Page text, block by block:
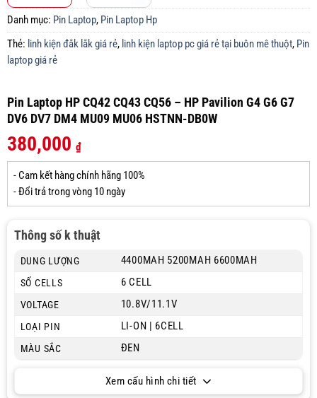
Danh mục: Pin Laptop, Pin Laptop Hp
Thẻ: linh kiện đắk lắk giá rẻ, linh kiện laptop pc giá rẻ tại buôn mê thuột, Pin
laptop giá rẻ
Pin Laptop HP CQ42 CQ43 CQ56 – HP Pavilion G4 G6 G7
DV6 DV7 DM4 MU09 MU06 HSTNN-DB0W
380,000 ₫
- Cam kết hàng chính hãng 100%
- Đổi trả trong vòng 10 ngày
Thông số k thuật
DUNG LƯỢNG 4400MAH 5200MAH 6600MAH
SỐ CELLS 6 CELL
VOLTAGE 10.8V/11.1V
LOẠI PIN LI-ON | 6CELL
MÀU SẮC ĐEN
Xem cấu hình chi tiết